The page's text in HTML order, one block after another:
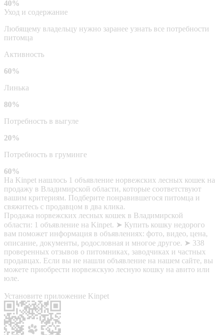
40%
Уход и содержание
Любящему владельцу нужно заранее узнать все потребности
питомца
Активность
60%
Линька
80%
Потребность в выгуле
20%
Потребность в груминге
60%
На Kinpet нашлось 1 объявление норвежских лесных кошек на
продажу в Владимирской области, которые соответствуют
вашим критериям. Подберите понравившегося питомца и
свяжитесь с продавцом в два клика.
Продажа норвежских лесных кошек в Владимирской
области: 1 объявление на Kinpet. ➤ Купить кошку недорого
вам поможет информация в объявлениях: фото, видео, цена,
описание, документы, родословная и многое другое. ➤ 338
проверенных отзывов о питомниках, заводчиках и частных
продавцах. Если вы не нашли объявление на нашем сайте, вы
можете приобрести норвежскую лесную кошку на авито или
юле.
Установите приложение Kinpet